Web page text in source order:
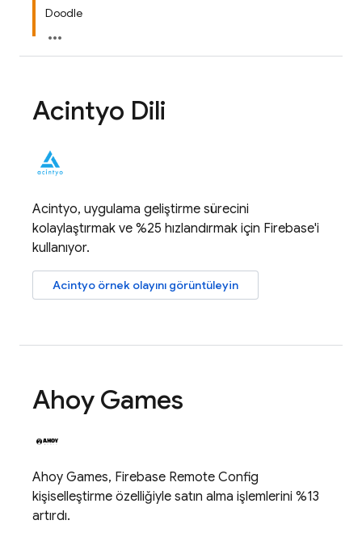
Doodle
Acintyo Dili
Acintyo, uygulama geliştirme sürecini
kolaylaştırmak ve %25 hızlandırmak için Firebase'i
kullanıyor.
Acintyo örnek olayını görüntüleyin
Ahoy Games
Ahoy Games, Firebase Remote Config
kişiselleştirme özelliğiyle satın alma işlemlerini %13
artırdı.